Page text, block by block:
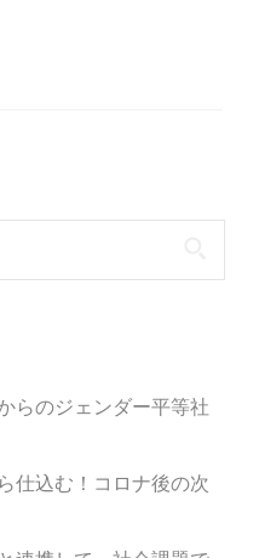
らのジェンダー平等社
仕込む！コロナ後の次